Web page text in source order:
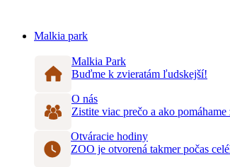
Malkia park
Malkia Park
Buďme k zvieratám ľudskejší!
O nás
Zistite viac prečo a ako pomáhame
Otváracie hodiny
ZOO je otvorená takmer počas